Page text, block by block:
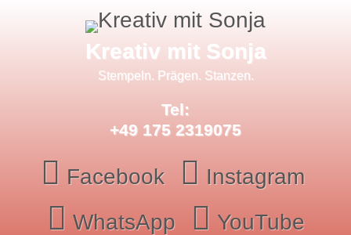
Kreativ mit Sonja
Stempeln. Prägen. Stanzen.
Tel:
+49 175 2319075
Facebook
Instagram
WhatsApp
YouTube